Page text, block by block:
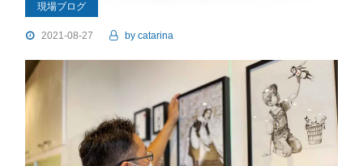
現場ブログ
2021-08-27 by catarina